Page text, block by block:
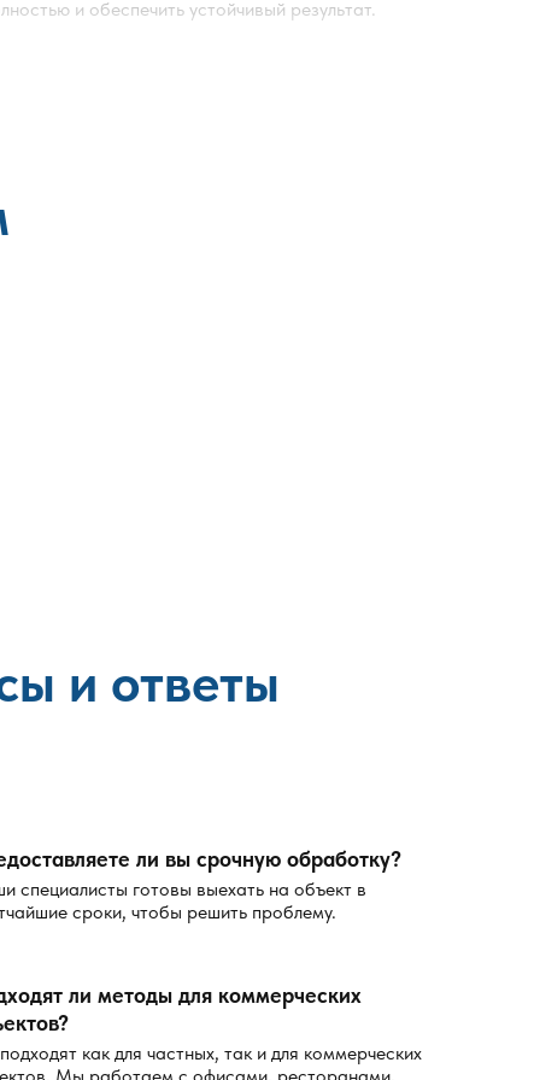
и обеспечить устойчивый результат.
крысы
особенно строгим. Для таких адресов важно
формат работ
смогли работать без задержек. Обычно на
и ответы
ли вы срочную обработку?
специалисты готовы выехать на объект в
сроки, чтобы решить проблему.
ли методы для коммерческих
как для частных, так и для коммерческих